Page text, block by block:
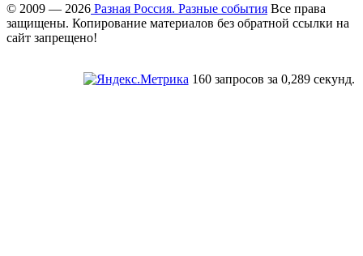
© 2009 — 2026 Разная Россия. Разные события Все права
защищены. Копирование материалов без обратной ссылки на
сайт запрещено!
160 запросов за 0,289 секунд.